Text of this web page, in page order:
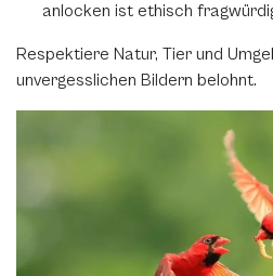
anlocken ist ethisch
Respektiere Natur, Tier und
unvergesslichen Bildern belohnt.